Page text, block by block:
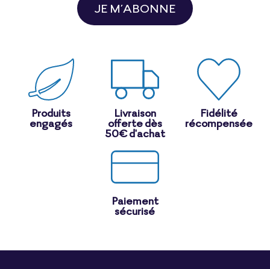
JE M’ABONNE
Produits
engagés
Livraison
offerte dès
50€ d'achat
Fidélité
récompensée
Paiement
sécurisé